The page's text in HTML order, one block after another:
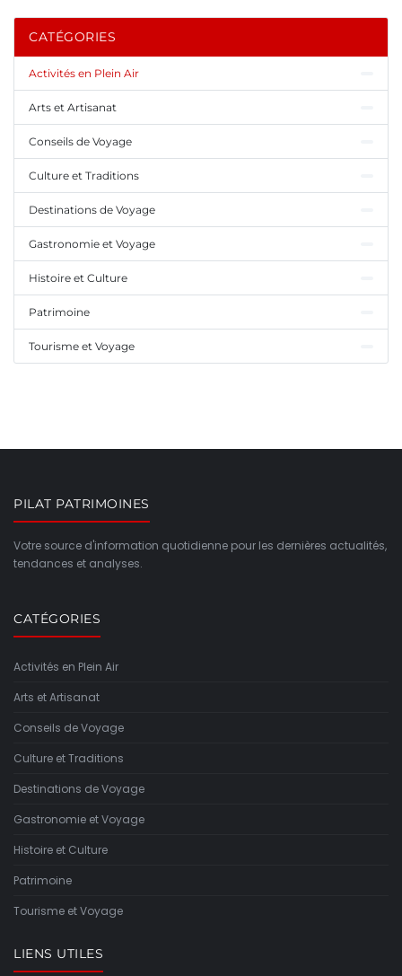
CATÉGORIES
Activités en Plein Air
Arts et Artisanat
Conseils de Voyage
Culture et Traditions
Destinations de Voyage
Gastronomie et Voyage
Histoire et Culture
Patrimoine
Tourisme et Voyage
PILAT PATRIMOINES
Votre source d'information quotidienne pour les dernières actualités,
tendances et analyses.
CATÉGORIES
Activités en Plein Air
Arts et Artisanat
Conseils de Voyage
Culture et Traditions
Destinations de Voyage
Gastronomie et Voyage
Histoire et Culture
Patrimoine
Tourisme et Voyage
LIENS UTILES